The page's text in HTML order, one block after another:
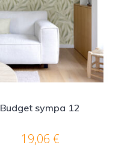
Budget sympa 12
19,06 €